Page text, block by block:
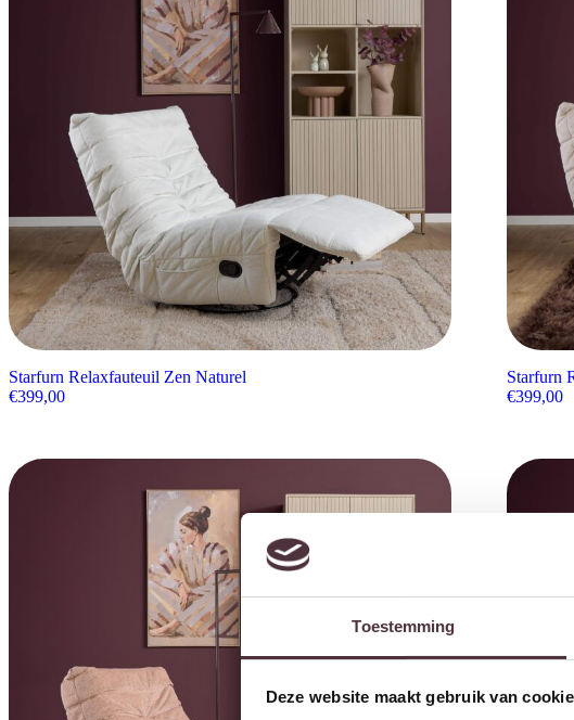
Toestemming
Deze website maakt gebruik van
Starfurn Relaxfauteuil Zen Naturel
€399,00
Starfurn
€399,00